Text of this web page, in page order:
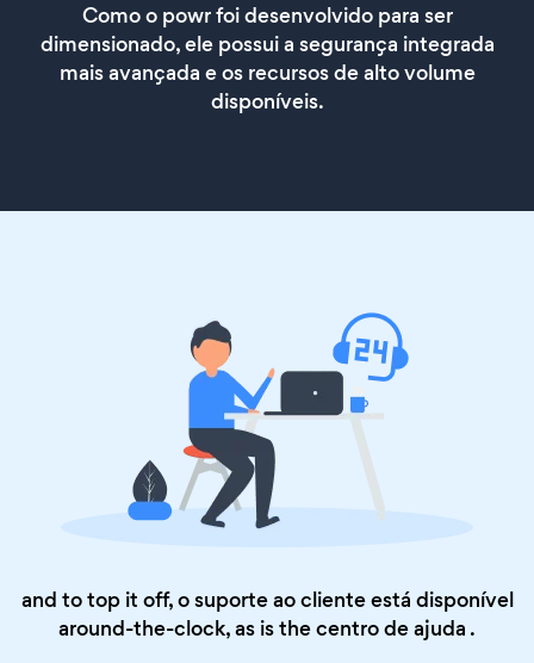
Como o powr foi desenvolvido para ser
dimensionado, ele possui a segurança integrada
mais avançada e os recursos de alto volume
disponíveis.
and to top it off, o suporte ao cliente está disponível
around-the-clock, as is thecentro de ajuda .